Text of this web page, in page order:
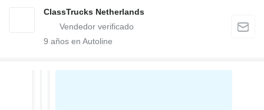
ClassTrucks Netherlands
9 años en Autoline